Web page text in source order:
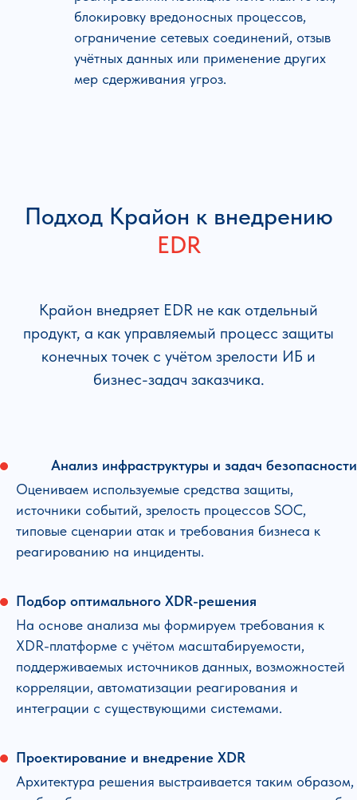
блокировку вредоносных процессов,
ограничение сетевых соединений, отзыв
учётных данных или применение других
мер сдерживания угроз.
Подход Крайон к внедрению
EDR
Крайон внедряет EDR не как отдельный
продукт, а как управляемый процесс защиты
конечных точек с учётом зрелости ИБ и
бизнес-задач заказчика.
Анализ инфраструктуры и задач безопасности
Оцениваем используемые средства защиты,
источники событий, зрелость процессов SOC,
типовые сценарии атак и требования бизнеса к
реагированию на инциденты.
Подбор оптимального XDR-решения
На основе анализа мы формируем требования к
XDR-платформе с учётом масштабируемости,
поддерживаемых источников данных, возможностей
корреляции, автоматизации реагирования и
интеграции с существующими системами.
Проектирование и внедрение XDR
Архитектура решения выстраивается таким образом,